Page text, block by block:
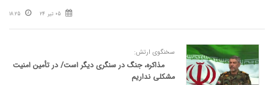
05 تیر 24 18:25
سخنگوی ارتش:
مذاکره، جنگ در سنگری دیگر است/ در تأمین امنیت
مشکلی نداریم